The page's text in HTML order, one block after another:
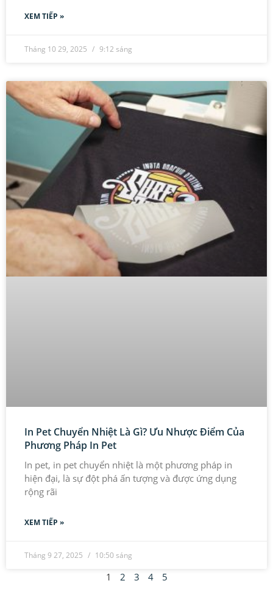
XEM TIẾP »
Tháng 10 29, 2025 9:12 sáng
In Pet Chuyển Nhiệt Là Gì? Ưu Nhược Điểm Của
Phương Pháp In Pet
In pet, in pet chuyển nhiệt là một phương pháp in
hiện đại, là sự đột phá ấn tượng và được ứng dụng
rộng rãi
XEM TIẾP »
Tháng 9 27, 2025 10:50 sáng
1 2 3 4 5